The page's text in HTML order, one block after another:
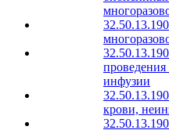
инфузии
крови,